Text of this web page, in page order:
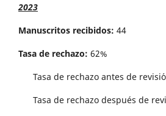
2023
Manuscritos recibidos: 44
Tasa de rechazo: 62%
Tasa de rechazo antes de
Tasa de rechazo después de